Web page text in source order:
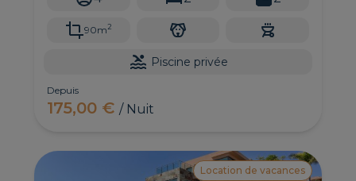
90m2
Piscine privée
Depuis
175,00 €/ Nuit
Location de vacances